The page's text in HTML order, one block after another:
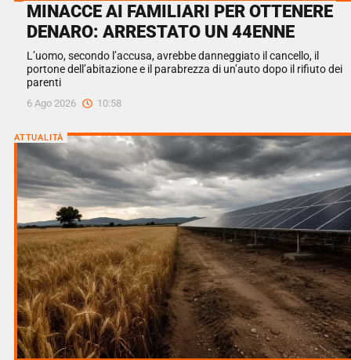
MINACCE AI FAMILIARI PER OTTENERE
DENARO: ARRESTATO UN 44ENNE
L’uomo, secondo l’accusa, avrebbe danneggiato il cancello, il
portone dell’abitazione e il parabrezza di un’auto dopo il rifiuto dei
parenti
6 Ago 2026 10:58
ATTUALITÀ